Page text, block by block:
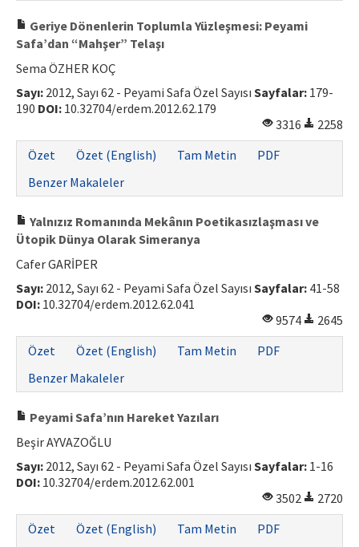
Geriye Dönenlerin Toplumla Yüzleşmesi: Peyami
Safa’dan “Mahşer” Telaşı
Sema ÖZHER KOÇ
Sayı: 2012, Sayı 62 - Peyami Safa Özel Sayısı Sayfalar: 179-
190 DOI: 10.32704/erdem.2012.62.179
3316
2258
Özet
Özet (English) Tam Metin
PDF
Benzer Makaleler
Yalnızız Romanında Mekânın Poetikasızlaşması ve
Ütopik Dünya Olarak Simeranya
Cafer GARİPER
Sayı: 2012, Sayı 62 - Peyami Safa Özel Sayısı Sayfalar: 41-58
DOI: 10.32704/erdem.2012.62.041
9574
2645
Özet
Özet (English) Tam Metin
PDF
Benzer Makaleler
Peyami Safa’nın Hareket Yazıları
Beşir AYVAZOĞLU
Sayı: 2012, Sayı 62 - Peyami Safa Özel Sayısı Sayfalar: 1-16
DOI: 10.32704/erdem.2012.62.001
3502
2720
Özet
Özet (English) Tam Metin
PDF